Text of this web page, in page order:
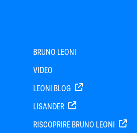
BRUNO LEONI
VIDEO
LEONI BLOG
LISANDER
RISCOPRIRE BRUNO LEONI